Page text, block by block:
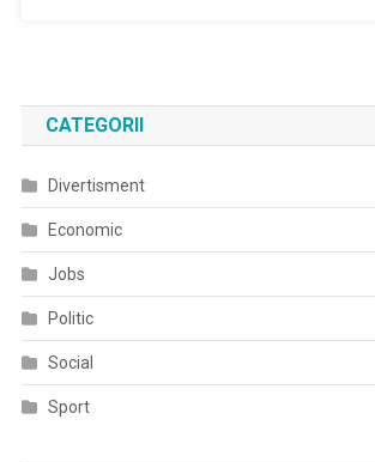
CATEGORII
Divertisment
Economic
Jobs
Politic
Social
Sport